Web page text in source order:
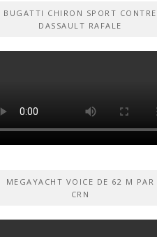
BUGATTI CHIRON SPORT CONTRE
DASSAULT RAFALE
MEGAYACHT VOICE DE 62 M PAR
CRN